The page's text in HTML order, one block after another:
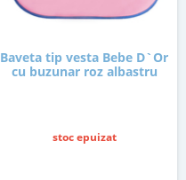
Baveta tip vesta Bebe D`Or
cu buzunar roz albastru
stoc epuizat